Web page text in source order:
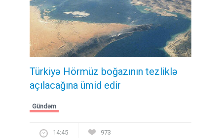
Türkiyə Hörmüz boğazının tezliklə
açılacağına ümid edir
Gündəm
14:45 973